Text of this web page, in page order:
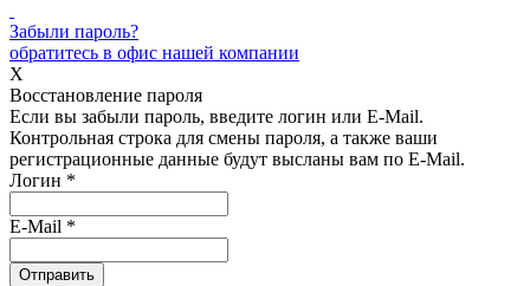
Забыли пароль?
обратитесь в офис нашей компании
X
Восстановление пароля
Если вы забыли пароль, введите логин или E-Mail.
Контрольная строка для смены пароля, а также ваши
регистрационные данные будут высланы вам по E-Mail.
Логин *
E-Mail *